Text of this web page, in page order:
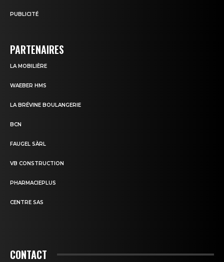
PUBLICITÉ
PARTENAIRES
LA MOBILIÈRE
WAEBER HMS
LA BRÉVINE BOULANGERIE
BCN
FAUGEL SÀRL
VB CONSTRUCTION
PHARMACIEPLUS
CENTRE SAS
CONTACT